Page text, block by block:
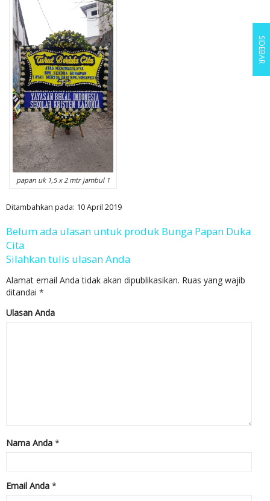
papan uk 1,5 x 2 mtr jambul 1
Ditambahkan pada: 10 April 2019
Belum ada ulasan untuk produk Bunga Papan Duka
Cita
Silahkan tulis ulasan Anda
Alamat email Anda tidak akan dipublikasikan. Ruas yang wajib
ditandai *
Ulasan Anda
Nama Anda *
Email Anda *
SIDEBAR